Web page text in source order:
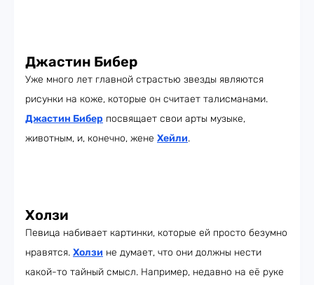
Джастин Бибер
Уже много лет главной страстью звезды являются
рисунки на коже, которые он считает талисманами.
Джастин Бибер посвящает свои арты музыке,
животным, и, конечно, жене Хейли.
Холзи
Певица набивает картинки, которые ей просто безумно
нравятся. Холзи не думает, что они должны нести
какой-то тайный смысл. Например, недавно на её руке